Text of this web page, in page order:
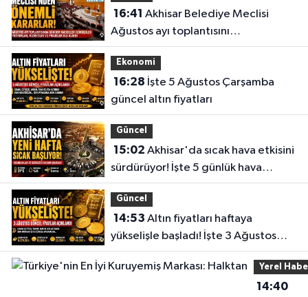
16:41
Ağustos ayı toplantısını
gerçekleştirdi
Ekonomi
16:28
güncel altın fiyatları
Güncel
15:02
sürdürüyor! İşte 5 günlük hava
durumu
Güncel
14:53
yükselişle başladı! İşte 3 Ağustos
güncel fiyatlar
Yerel
14:40